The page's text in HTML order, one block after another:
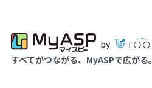
by
すべてがつながる、MyASPで広がる。